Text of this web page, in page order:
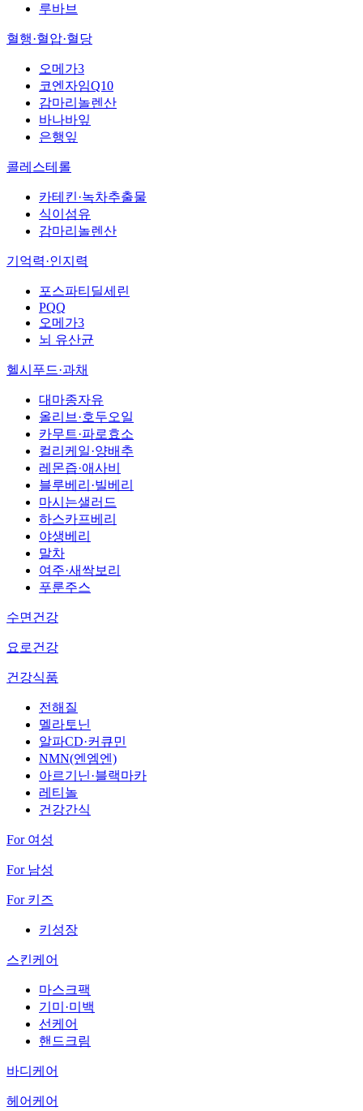
루바브
혈행·혈압·혈당
오메가3
코엔자임Q10
감마리놀렌산
바나바잎
은행잎
콜레스테롤
카테킨·녹차추출물
식이섬유
감마리놀렌산
기억력·인지력
포스파티딜세린
PQQ
오메가3
뇌 유산균
헬시푸드·과채
대마종자유
올리브·호두오일
카무트·파로효소
컬리케일·양배추
레몬즙·애사비
블루베리·빌베리
마시는샐러드
하스카프베리
야생베리
말차
여주·새싹보리
푸룬주스
수면건강
요로건강
건강식품
전해질
멜라토닌
알파CD·커큐민
NMN(엔엠엔)
아르기닌·블랙마카
레티놀
건강간식
For 여성
For 남성
For 키즈
키성장
스킨케어
마스크팩
기미·미백
선케어
핸드크림
바디케어
헤어케어